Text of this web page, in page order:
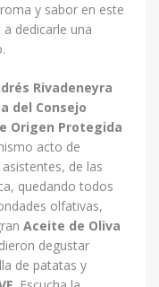
y sabor en este
dedicarle una
Rivadeneyra
del Consejo
Origen Protegida
acto de
de las
quedando todos
olfativas,
Aceite de Oliva
degustar
de patatas y